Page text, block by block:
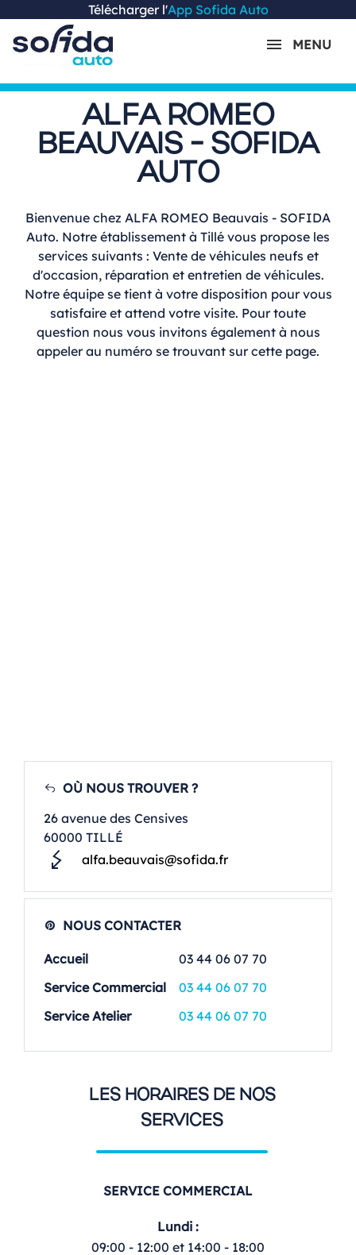
Télécharger l'App Sofida Auto
MENU
ALFA ROMEO
BEAUVAIS - SOFIDA
AUTO
Bienvenue chez ALFA ROMEO Beauvais - SOFIDA
Auto. Notre établissement à Tillé vous propose les
services suivants : Vente de véhicules neufs et
d'occasion, réparation et entretien de véhicules.
Notre équipe se tient à votre disposition pour vous
satisfaire et attend votre visite. Pour toute
question nous vous invitons également à nous
appeler au numéro se trouvant sur cette page.
OÙ NOUS TROUVER ?
26 avenue des Censives
60000 TILLÉ
alfa.beauvais@sofida.fr
NOUS CONTACTER
Accueil
03 44 06 07 70
Service Commercial
03 44 06 07 70
Service Atelier
03 44 06 07 70
LES HORAIRES DE NOS
SERVICES
SERVICE COMMERCIAL
Lundi :
09:00 - 12:00 et 14:00 - 18:00